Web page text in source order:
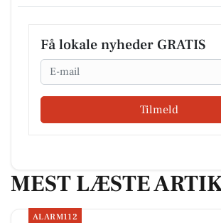
Få lokale nyheder GRATIS
Email
Tilmeld
MEST LÆSTE
ALARM112